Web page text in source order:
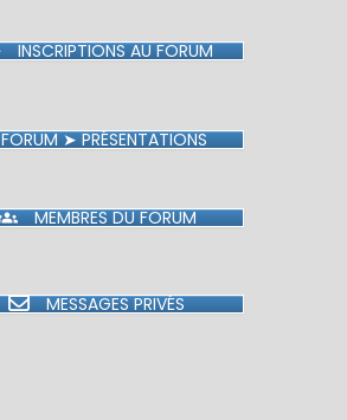
INSCRIPTIONS AU FORUM
FORUM ➤ PRÉSENTATIONS
MEMBRES DU FORUM
MESSAGES PRIVÉS